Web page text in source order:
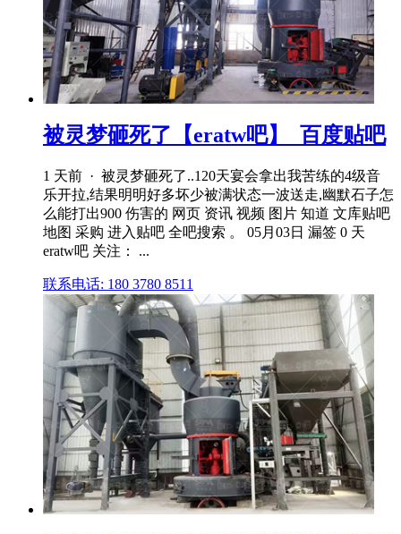
被灵梦砸死了【eratw吧】_百度贴吧
1 天前 · 被灵梦砸死了..120天宴会拿出我苦练的4级音
乐开拉,结果明明好多坏少被满状态一波送走,幽默石子怎
么能打出900 伤害的 网页 资讯 视频 图片 知道 文库贴吧
地图 采购 进入贴吧 全吧搜索 。 05月03日 漏签 0 天
eratw吧 关注： ...
联系电话: 180 3780 8511